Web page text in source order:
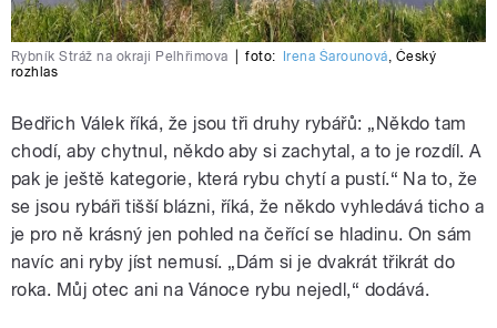
Rybník Stráž na okraji Pelhřimova foto: Irena Šarounová, Český
rozhlas
Bedřich Válek říká, že jsou tři druhy rybářů: „Někdo tam
chodí, aby chytnul, někdo aby si zachytal, a to je rozdíl. A
pak je ještě kategorie, která rybu chytí a pustí.“ Na to, že
se jsou rybáři tišší blázni, říká, že někdo vyhledává ticho a
je pro ně krásný jen pohled na čeřící se hladinu. On sám
navíc ani ryby jíst nemusí. „Dám si je dvakrát třikrát do
roka. Můj otec ani na Vánoce rybu nejedl,“ dodává.